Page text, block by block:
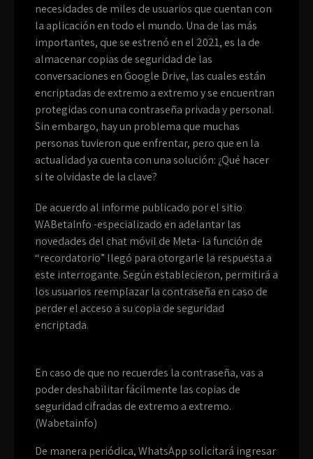
necesidades de miles de usuarios que cuentan con
la aplicación en todo el mundo. Una de las más
importantes, que se estrenó en el 2021, es la de
almacenar copias de seguridad de las
conversaciones en Google Drive, las cuales están
encriptadas de extremo a extremo y se encuentran
protegidas con una contraseña privada y personal.
Sin embargo, hay un problema que muchas
personas tuvieron que enfrentar, pero que en la
actualidad ya cuenta con una solución: ¿Qué hacer
si te olvidaste de la clave?
De acuerdo al informe publicado por el sitio
WABetaInfo -especializado en adelantar las
novedades del chat móvil de Meta- la función de
“recordatorio” llegó para otorgarle la respuesta a
este interrogante. Según establecieron, permitirá a
los usuarios reemplazar la contraseña en caso de
perder el acceso a su copia de seguridad
encriptada.
En caso de que no recuerdes la contraseña, vas a
poder deshabilitar fácilmente las copias de
seguridad cifradas de extremo a extremo.
(Wabetainfo)
De manera periódica, WhatsApp solicitará ingresar